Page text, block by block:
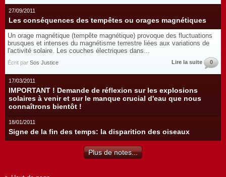
27/09/2011
Les conséquences des tempêtes ou orages magnétiques
Un orage magnétique (tempête magnétique) provoque des fluctuations
brusques et intenses du magnétisme terrestre liées aux variations de
l'activité solaire. Les couches électriques dans...
Écrit par Sos Justice Lire la suite 0
17/03/2011
IMPORTANT ! Demande de réflexion sur les explosions
solaires à venir et sur le manque crucial d'eau que nous
connaîtrons bientôt !
18/01/2011
Signe de la fin des temps: la disparition des oiseaux
Plus de notes...